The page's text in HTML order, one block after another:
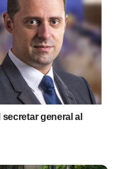
general al